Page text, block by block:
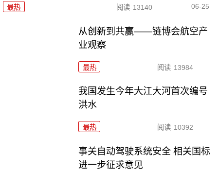
最热 阅读 13140 06-25
从创新到共赢——链博会航空产
业观察
最热 阅读 13984
我国发生今年大江大河首次编号
洪水
最热 阅读 10392
事关自动驾驶系统安全 相关国标
进一步征求意见